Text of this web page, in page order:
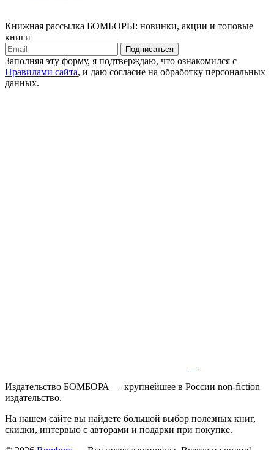
Книжная рассылка БОМБОРЫ: новинки, акции и топовые
книги
Подписаться
Заполняя эту форму, я подтверждаю, что ознакомился с
Правилами сайта, и даю согласие на обработку персональных
данных.
Издательство БОМБОРА — крупнейшее в России non-fiction
издательство.
На нашем сайте вы найдете большой выбор полезных книг,
скидки, интервью с авторами и подарки при покупке.